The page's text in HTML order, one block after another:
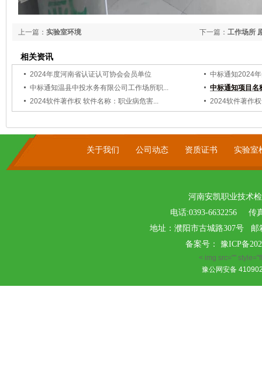
下一篇： 工作场所
上一篇： 实验室环境
相关资讯
2024年度河南省认证认可协会会员单位
中标通知2024
中标通知温县中投水务有限公司工作场所职...
中标通知项目名
2024软件著作权 软件名称：职业病危害...
2024软件著作
关于我们 公司动态 资质证书 实验室
河南安凯职业技术
电话:0393-6632256 传
地址：濮阳市古城路307号 邮
备案号： 豫ICP备
< img src=""
豫公网安备